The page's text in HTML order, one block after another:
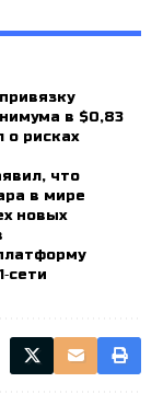
в $0,83
о рисках
что
в мире
новых